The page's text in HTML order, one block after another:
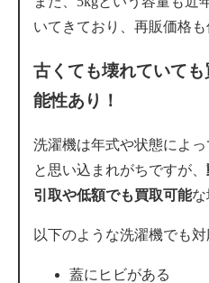
いてきており、再販価格も
古くても壊れていて
能性あり！
洗濯機は年式や状態によっ
と思い込まれがちですが、
引取や低額でも買取可能な
以下のような洗濯機でも対
蓋にヒビがある